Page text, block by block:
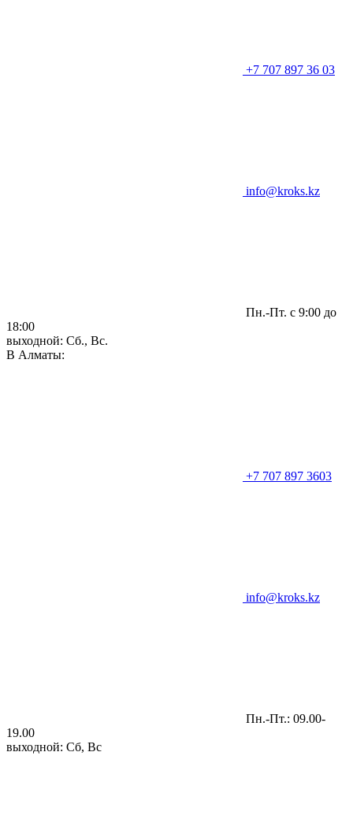
+7 707 897 36 03
info@kroks.kz
Пн.-Пт. с 9:00 до
18:00
выходной: Сб., Вс.
В Алматы:
+7 707 897 3603
info@kroks.kz
Пн.-Пт.: 09.00-
19.00
выходной: Сб, Вс